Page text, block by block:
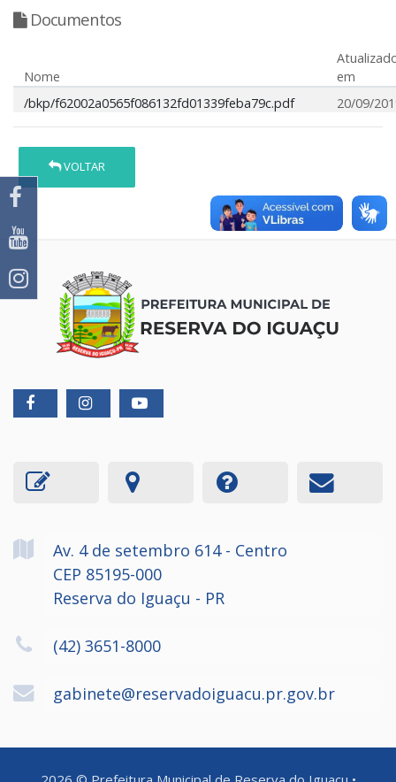
Documentos
Nome
em
/bkp/f62002a0565f086132fd01339feba79c.pdf
20/09/
VOLTAR
Av. 4 de setembro 614 - Centro
CEP 85195-000
Reserva do Iguaçu - PR
(42) 3651-8000
gabinete@reservadoiguacu.pr.gov.br